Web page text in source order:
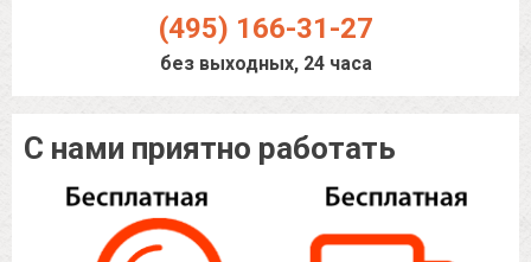
(495) 166-31-27
без выходных, 24 часа
С нами приятно работать